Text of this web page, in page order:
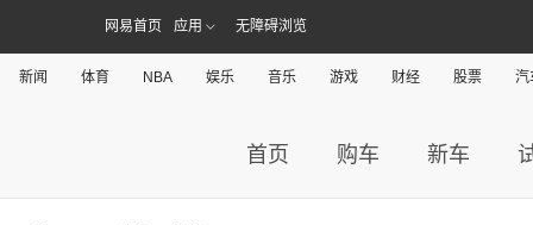
网易首页 应用 无障碍浏览
新闻 体育 NBA 娱乐 音乐 游戏 财经 股票 汽
首页 购车 新车